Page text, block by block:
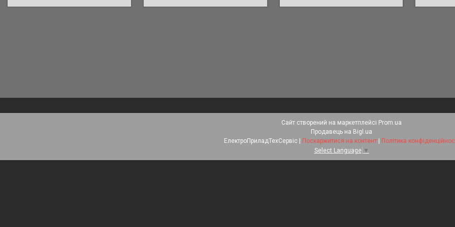
Сайт створений на маркетплейсі Prom.ua
Продавець на Bigl.ua
Поскаржитися на контент
Політика
Select Language ▼